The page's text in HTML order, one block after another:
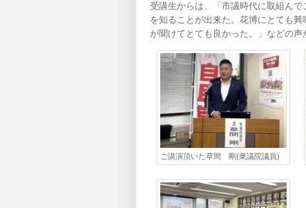
受講生からは、「市議時代に取組ん
を知ることが出来た。花博にとても
が聞けてとても良かった。」などの声
ご講演頂いた草間 剛(衆議院議員)